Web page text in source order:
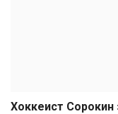
Хоккеист